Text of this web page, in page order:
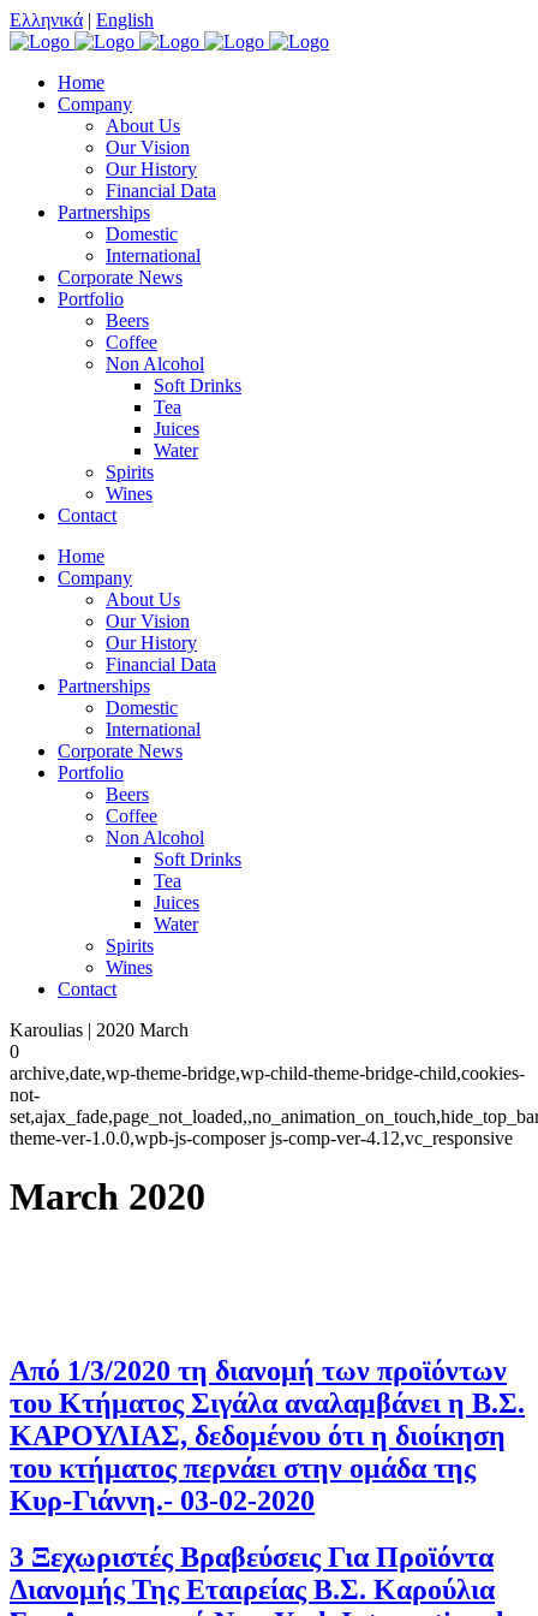
Ελληνικά | English
Home
Company
About Us
Our Vision
Our History
Financial Data
Partnerships
Domestic
International
Corporate News
Portfolio
Beers
Coffee
Non Alcohol
Soft Drinks
Tea
Juices
Water
Spirits
Wines
Contact
Home
Company
About Us
Our Vision
Our History
Financial Data
Partnerships
Domestic
International
Corporate News
Portfolio
Beers
Coffee
Non Alcohol
Soft Drinks
Tea
Juices
Water
Spirits
Wines
Contact
Karoulias | 2020 March
0
archive,date,wp-theme-bridge,wp-child-theme-bridge-child,cookies-
not-
theme-ver-1.0.0,wpb-js-composer js-comp-ver-4.12,vc_responsive
March 2020
Από 1/3/2020 τη διανομή των προϊόντων
του Κτήματος Σιγάλα αναλαμβάνει η Β.Σ.
ΚΑΡΟΥΛΙΑΣ, δεδομένου ότι η διοίκηση
του κτήματος περνάει στην ομάδα της
Κυρ-Γιάννη.- 03-02-2020
3 Ξεχωριστές Βραβεύσεις Για Προϊόντα
Διανομής Της Εταιρείας Β.Σ. Καρούλια